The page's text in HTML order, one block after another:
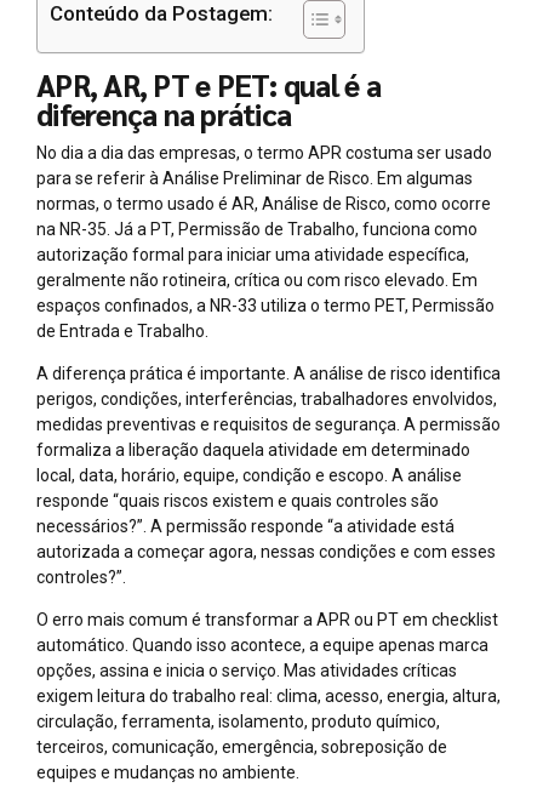
Conteúdo da Postagem:
APR, AR, PT e PET: qual é a
diferença na prática
No dia a dia das empresas, o termo APR costuma ser usado
para se referir à Análise Preliminar de Risco. Em algumas
normas, o termo usado é AR, Análise de Risco, como ocorre
na NR-35. Já a PT, Permissão de Trabalho, funciona como
autorização formal para iniciar uma atividade específica,
geralmente não rotineira, crítica ou com risco elevado. Em
espaços confinados, a NR-33 utiliza o termo PET, Permissão
de Entrada e Trabalho.
A diferença prática é importante. A análise de risco identifica
perigos, condições, interferências, trabalhadores envolvidos,
medidas preventivas e requisitos de segurança. A permissão
formaliza a liberação daquela atividade em determinado
local, data, horário, equipe, condição e escopo. A análise
responde “quais riscos existem e quais controles são
necessários?”. A permissão responde “a atividade está
autorizada a começar agora, nessas condições e com esses
controles?”.
O erro mais comum é transformar a APR ou PT em checklist
automático. Quando isso acontece, a equipe apenas marca
opções, assina e inicia o serviço. Mas atividades críticas
exigem leitura do trabalho real: clima, acesso, energia, altura,
circulação, ferramenta, isolamento, produto químico,
terceiros, comunicação, emergência, sobreposição de
equipes e mudanças no ambiente.